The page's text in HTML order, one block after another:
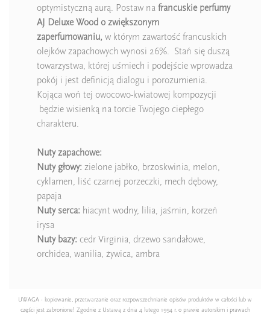
optymistyczną aurą. Postaw na francuskie perfumy
AJ Deluxe Wood o zwiększonym
zaperfumowaniu, w którym zawartość francuskich
olejków zapachowych wynosi 26%. Stań się duszą
towarzystwa, której uśmiech i podejście wprowadza
pokój i jest definicją dialogu i porozumienia.
Kojąca woń tej owocowo-kwiatowej kompozycji
będzie wisienką na torcie Twojego ciepłego
charakteru.
Nuty zapachowe:
Nuty głowy: zielone jabłko, brzoskwinia, melon,
cyklamen, liść czarnej porzeczki, mech dębowy,
papaja
Nuty serca: hiacynt wodny, lilia, jaśmin, korzeń
irysa
Nuty bazy: cedr Virginia, drzewo sandałowe,
orchidea, wanilia, żywica, ambra
UWAGA - kopiowanie, przetwarzanie oraz rozpowszechnianie opisów produktów w całości lub w
części jest zabronione! Zgodnie z Ustawą z dnia 4 lutego 1994 r. o prawie autorskim i prawach